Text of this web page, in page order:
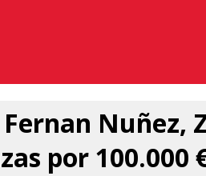
Nuñez,
por 100.000